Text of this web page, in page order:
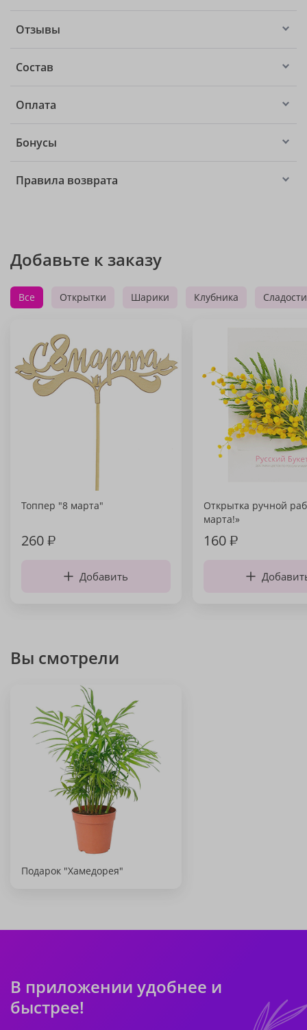
Отзывы
Состав
Оплата
Бонусы
Правила возврата
Добавьте к заказу
Все Открытки Шарики Клубника Сладости
Топпер "8 марта"
260₽
Добавить
Открытка ручной
марта!»
160₽
Вы смотрели
Подарок "Хамедорея"
В приложении удобнее и
быстрее!